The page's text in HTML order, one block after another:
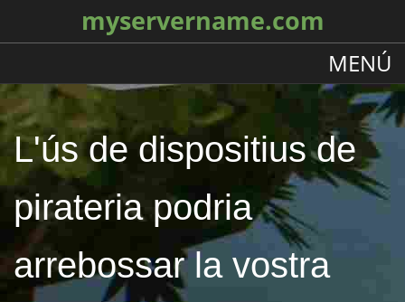
myservername.com
MENÚ
L'ús de dispositius de
pirateria podria
arrebossar la vostra